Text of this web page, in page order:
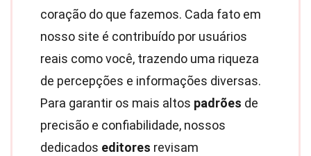
coração do que fazemos. Cada fato em
nosso site é contribuído por usuários
reais como você, trazendo uma riqueza
de percepções e informações diversas.
Para garantir os mais altos padrões de
precisão e confiabilidade, nossos
dedicados editores revisam